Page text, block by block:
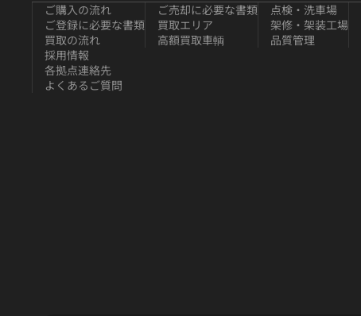
ご購入の流れ
ご登録に必要な書類
買取の流れ
ご売却に必要な書類
買取エリア
高額買取車輌
点検・洗車場
架修・架装工場
品質管理
採用情報
各拠点連絡先
よくあるご質問